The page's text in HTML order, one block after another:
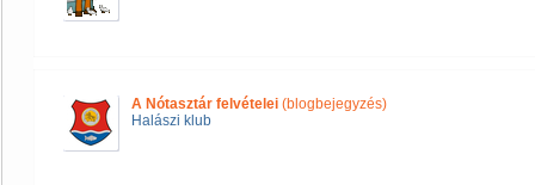
A Nótasztár felvételei (blogbejegyzés)
Halászi klub